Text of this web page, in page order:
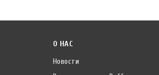
О НАС
Новости